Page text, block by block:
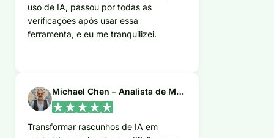
uso de IA, passou por todas as
verificações após usar essa
ferramenta, e eu me tranquilizei.
Michael Chen – Analista de Marketing
Transformar rascunhos de IA em